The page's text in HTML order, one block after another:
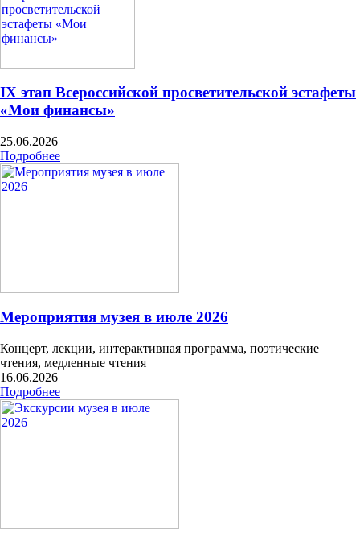
IX этап Всероссийской просветительской эстафеты
«Мои финансы»
25.06.2026
Подробнее
Мероприятия музея в июле 2026
Концерт, лекции, интерактивная программа, поэтические
чтения, медленные чтения
16.06.2026
Подробнее